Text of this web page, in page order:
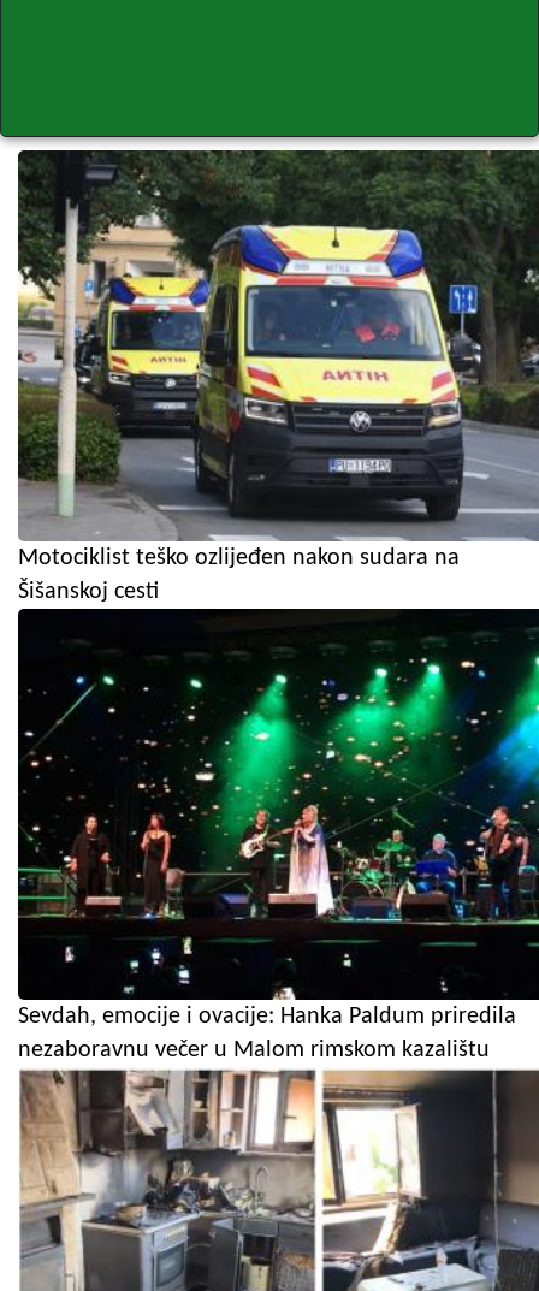
Motociklist teško ozlijeđen nakon sudara na
Šišanskoj cesti
Sevdah, emocije i ovacije: Hanka Paldum priredila
nezaboravnu večer u Malom rimskom kazalištu